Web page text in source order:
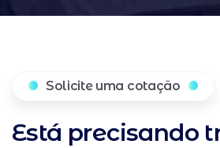
Solicite uma cotação
Está precisando